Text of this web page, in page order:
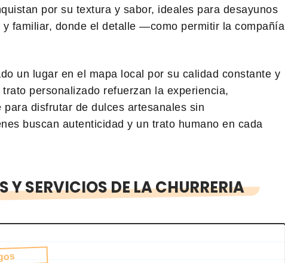
por su textura y sabor, ideales para desayunos
familiar, donde el detalle —como permitir la compañía
un lugar en el mapa local por su calidad constante y
personalizado refuerzan la experiencia,
disfrutar de dulces artesanales sin
buscan autenticidad y un trato humano en cada
Y SERVICIOS DE LA CHURRERIA